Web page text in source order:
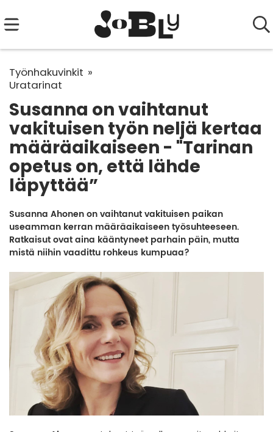
Työnhakuvinkit
Uratarinat
Susanna on vaihtanut
vakituisen työn neljä kertaa
määräaikaiseen - "Tarinan
opetus on, että lähde
läpyttää”
Susanna Ahonen on vaihtanut vakituisen paikan
useamman kerran määräaikaiseen työsuhteeseen.
Ratkaisut ovat aina kääntyneet parhain päin, mutta
mistä niihin vaadittu rohkeus kumpuaa?